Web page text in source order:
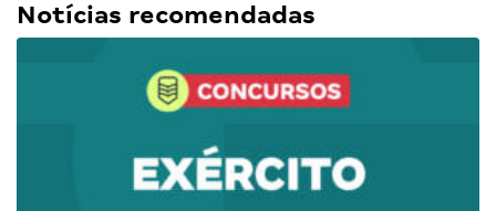
Notícias recomendadas